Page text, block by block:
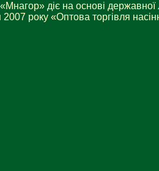
діє на основі державної
2007 року «Оптова торгівля